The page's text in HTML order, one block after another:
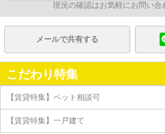
現況の確認はお気軽にお問い合
メールで共有する
こだわり特集
【賃貸特集】ペット相談可
【賃貸特集】一戸建て